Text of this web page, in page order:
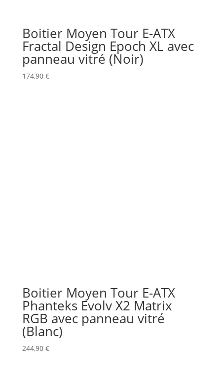
Boitier Moyen Tour E-ATX
Fractal Design Epoch XL avec
panneau vitré (Noir)
174,90 €
Boitier Moyen Tour E-ATX
Phanteks Evolv X2 Matrix
RGB avec panneau vitré
(Blanc)
244,90 €